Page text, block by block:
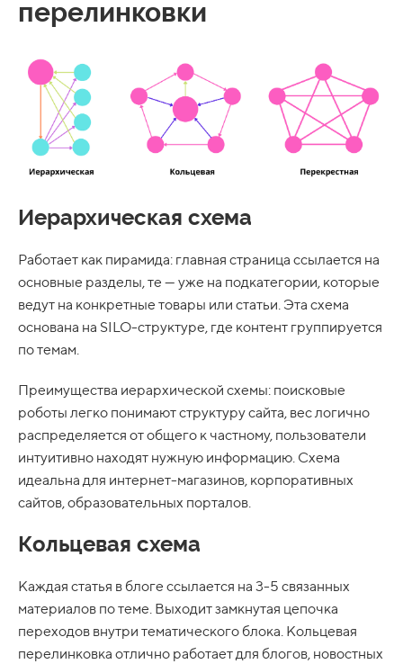
перелинковки
Иерархическая схема
Работает как пирамида: главная страница ссылается на
основные разделы, те — уже на подкатегории, которые
ведут на конкретные товары или статьи. Эта схема
основана на SILO-структуре, где контент группируется
по темам.
Преимущества иерархической схемы: поисковые
роботы легко понимают структуру сайта, вес логично
распределяется от общего к частному, пользователи
интуитивно находят нужную информацию. Схема
идеальна для интернет-магазинов, корпоративных
сайтов, образовательных порталов.
Кольцевая схема
Каждая статья в блоге ссылается на 3-5 связанных
материалов по теме. Выходит замкнутая цепочка
переходов внутри тематического блока. Кольцевая
перелинковка отлично работает для блогов, новостных